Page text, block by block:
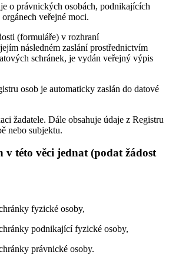
o právnických osobách, podnikajících
veřejné moci.
(formuláře) v rozhraní
následném zaslání prostřednictvím
schránek, je vydán veřejný výpis
osob je automaticky zaslán do datové
žadatele. Dále obsahuje údaje z Registru
nebo subjektu.
v této věci jednat (podat žádost
fyzické osoby,
podnikající fyzické osoby,
právnické osoby.